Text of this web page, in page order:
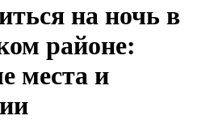
на ночь в
районе:
места и